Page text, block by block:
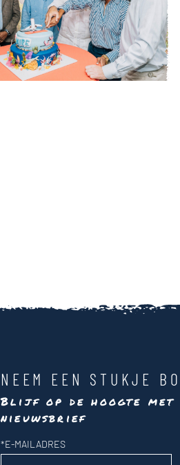
NEEM EEN STUKJE
Blijf op de hoogte met
nieuwsbrief
Nieuwsbrief
*E-MAILADRES